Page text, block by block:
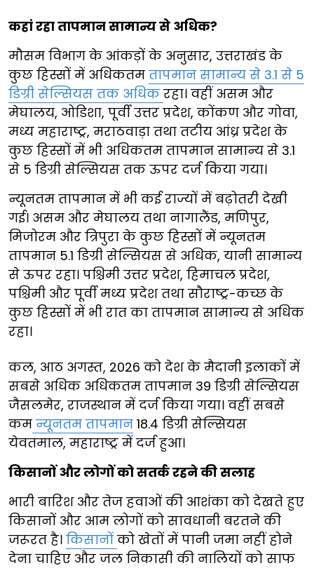
कहां रहा तापमान सामान्य से अधिक?
मौसम विभाग के आंकड़ों के अनुसार, उत्तराखंड के
कुछ हिस्सों में अधिकतम तापमान सामान्य से 3.1 से 5
डिग्री सेल्सियस तक अधिक रहा। वहीं असम और
मेघालय, ओडिशा, पूर्वी उत्तर प्रदेश, कोंकण और गोवा,
मध्य महाराष्ट्र, मराठवाड़ा तथा तटीय आंध्र प्रदेश के
कुछ हिस्सों में भी अधिकतम तापमान सामान्य से 3.1
से 5 डिग्री सेल्सियस तक ऊपर दर्ज किया गया।
न्यूनतम तापमान में भी कई राज्यों में बढ़ोतरी देखी
गई। असम और मेघालय तथा नागालैंड, मणिपुर,
मिजोरम और त्रिपुरा के कुछ हिस्सों में न्यूनतम
तापमान 5.1 डिग्री सेल्सियस से अधिक, यानी सामान्य
से ऊपर रहा। पश्चिमी उत्तर प्रदेश, हिमाचल प्रदेश,
पश्चिमी और पूर्वी मध्य प्रदेश तथा सौराष्ट्र-कच्छ के
कुछ हिस्सों में भी रात का तापमान सामान्य से अधिक
रहा।
कल, आठ अगस्त, 2026 को देश के मैदानी इलाकों में
सबसे अधिक अधिकतम तापमान 39 डिग्री सेल्सियस
जैसलमेर, राजस्थान में दर्ज किया गया। वहीं सबसे
कम न्यूनतम तापमान 18.4 डिग्री सेल्सियस
येवतमाल, महाराष्ट्र में दर्ज हुआ।
किसानों और लोगों को सतर्क रहने की सलाह
भारी बारिश और तेज हवाओं की आशंका को देखते हुए
किसानों और आम लोगों को सावधानी बरतने की
जरूरत है। किसानों को खेतों में पानी जमा नहीं होने
देना चाहिए और जल निकासी की नालियों को साफ